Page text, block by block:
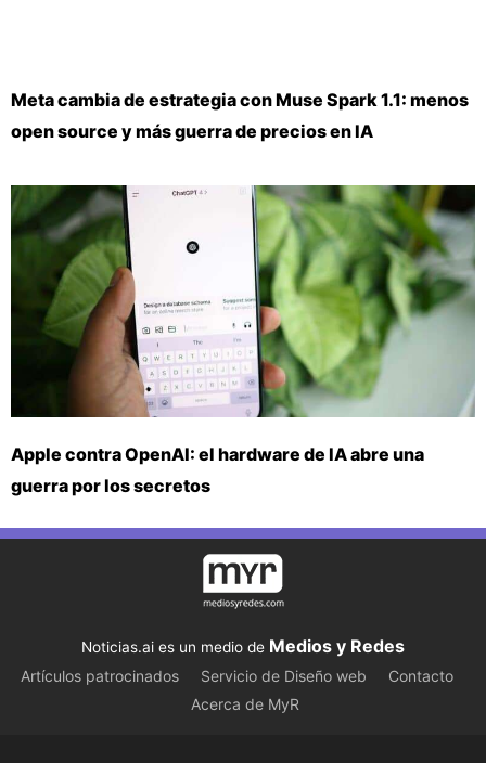
Meta cambia de estrategia con Muse Spark 1.1: menos
open source y más guerra de precios en IA
Apple contra OpenAI: el hardware de IA abre una
guerra por los secretos
Noticias.ai es un medio de Medios y Redes
Artículos patrocinados Servicio de Diseño web
Contacto
Acerca de MyR